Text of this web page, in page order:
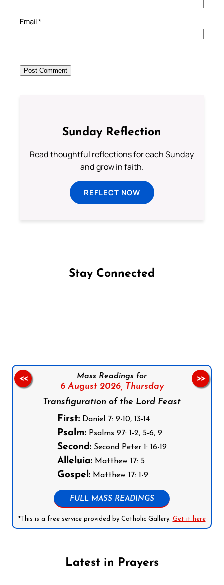
Email*
Sunday Reflection
Read thoughtful reflections for each Sunday
and grow in faith.
REFLECT NOW
Stay Connected
Mass Readings for
6 August 2026,
Thursday
Transfiguration of the Lord Feast
First:Daniel 7: 9-10, 13-14
Psalm:Psalms 97: 1-2, 5-6, 9
Second:Second Peter 1: 16-19
Alleluia:Matthew 17: 5
Gospel:Matthew 17: 1-9
FULL MASS READINGS
*This is a free service provided by Catholic Gallery. Get it here
<< >>
Latest in Prayers